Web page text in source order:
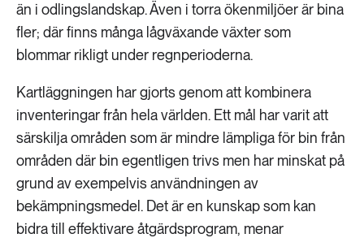
än i odlingslandskap. Även i torra ökenmiljöer är bina
fler; där finns många lågväxande växter som
blommar rikligt under regnperioderna.
Kartläggningen har gjorts genom att kombinera
inventeringar från hela världen. Ett mål har varit att
särskilja områden som är mindre lämpliga för bin från
områden där bin egentligen trivs men har minskat på
grund av exempelvis användningen av
bekämpningsmedel. Det är en kunskap som kan
bidra till effektivare åtgärdsprogram, menar